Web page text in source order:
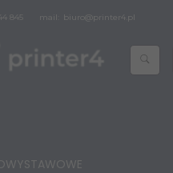
845 mail: biuro@printer4.pl